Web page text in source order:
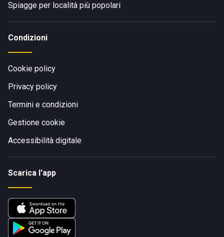
Spiagge per località più popolari
Condizioni
Cookie policy
Privacy policy
Termini e condizioni
Gestione cookie
Accessibilità digitale
Scarica l'app